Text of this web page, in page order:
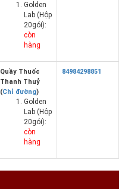
Golden
Lab (Hộp
20gói):
còn
hàng
Quầy Thuốc
Thanh Thuỷ
(Chỉ đường)
Golden
Lab (Hộp
20gói):
còn
hàng
84984298851